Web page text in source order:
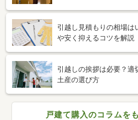
引越し見積もりの相場は
や安く抑えるコツを解説
引越しの挨拶は必要？適
土産の選び方
戸建て購入のコラムを